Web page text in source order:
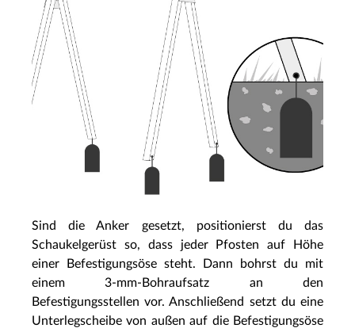
Sind die Anker gesetzt, positionierst du das
Schaukelgerüst so, dass jeder Pfosten auf Höhe
einer Befestigungsöse steht. Dann bohrst du mit
einem 3-mm-Bohraufsatz an den
Befestigungsstellen vor. Anschließend setzt du eine
Unterlegscheibe von außen auf die Befestigungsöse